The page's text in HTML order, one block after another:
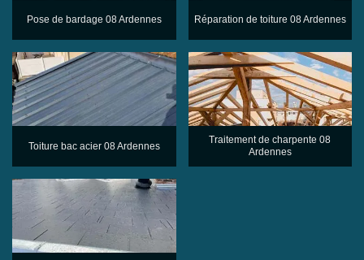
Pose de bardage 08 Ardennes Réparation de toiture 08 Ardennes
Toiture bac acier 08 Ardennes
Traitement de charpente 08
Ardennes